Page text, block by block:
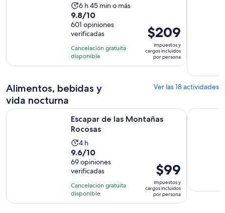
La
actividad
dura
6
horas
y
45
6 h 45 min o más
9.8
de
10
con
601
opiniones
9.8/10
601 opiniones
verificadas
Cancelación gratuita
disponible
El
precio
es
de
por
persona
$209
impuestos y
cargos incluidos
por persona
Alimentos, bebidas y
vida nocturna
Ver las 18 actividades
Escapar de las Montañas
Rocosas
La
actividad
dura
4
horas
4 h
9.6
de
10
con
69
opiniones
9.6/10
69 opiniones
verificadas
Cancelación gratuita
disponible
El
precio
es
de
$99
impuestos y
cargos incluidos
por persona
Escapar de las Montañas Rocosas Se abrirá en una nueva
El